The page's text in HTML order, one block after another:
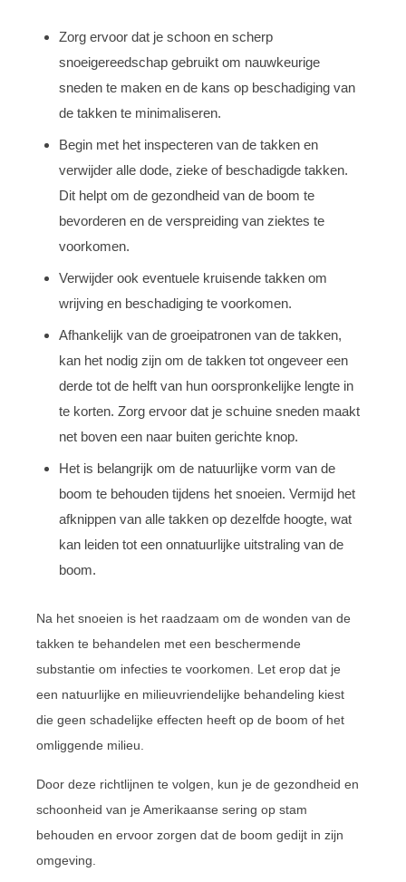
Zorg ervoor dat je schoon en scherp
snoeigereedschap gebruikt om nauwkeurige
sneden te maken en de kans op beschadiging van
de takken te minimaliseren.
Begin met het inspecteren van de takken en
verwijder alle dode, zieke of beschadigde takken.
Dit helpt om de gezondheid van de boom te
bevorderen en de verspreiding van ziektes te
voorkomen.
Verwijder ook eventuele kruisende takken om
wrijving en beschadiging te voorkomen.
Afhankelijk van de groeipatronen van de takken,
kan het nodig zijn om de takken tot ongeveer een
derde tot de helft van hun oorspronkelijke lengte in
te korten. Zorg ervoor dat je schuine sneden maakt
net boven een naar buiten gerichte knop.
Het is belangrijk om de natuurlijke vorm van de
boom te behouden tijdens het snoeien. Vermijd het
afknippen van alle takken op dezelfde hoogte, wat
kan leiden tot een onnatuurlijke uitstraling van de
boom.
Na het snoeien is het raadzaam om de wonden van de
takken te behandelen met een beschermende
substantie om infecties te voorkomen. Let erop dat je
een natuurlijke en milieuvriendelijke behandeling kiest
die geen schadelijke effecten heeft op de boom of het
omliggende milieu.
Door deze richtlijnen te volgen, kun je de gezondheid en
schoonheid van je Amerikaanse sering op stam
behouden en ervoor zorgen dat de boom gedijt in zijn
omgeving.